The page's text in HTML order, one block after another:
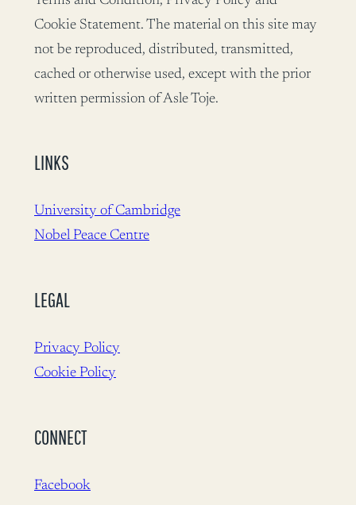
Cookie Statement. The material on this site may
not be reproduced, distributed, transmitted,
cached or otherwise used, except with the prior
written permission of Asle Toje.
LINKS
University of Cambridge
Nobel Peace Centre
LEGAL
Privacy Policy
Cookie Policy
CONNECT
Facebook